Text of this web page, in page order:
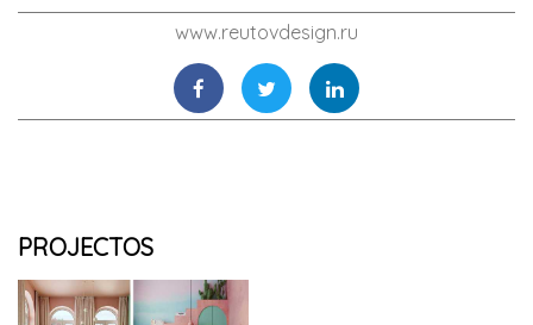
www.reutovdesign.ru
PROJECTOS